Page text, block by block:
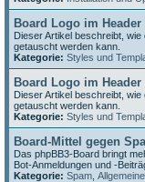
Board Logo im
Dieser Artikel beschreibt,
getauscht werden kann.
Kategorie: Styles und
Board Logo im
Dieser Artikel beschreibt,
getauscht werden kann.
Kategorie: Styles und
Board-Mittel gegen
Das phpBB3-Board bringt
Bot-Anmeldungen und -
Kategorie: Spam